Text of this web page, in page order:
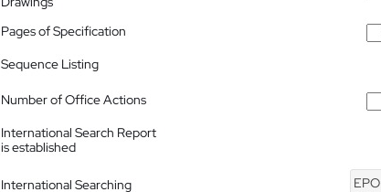
Pages of Specification
Sequence Listing
Number of Office Actions
International Search Report
is established
International Searching
EPO